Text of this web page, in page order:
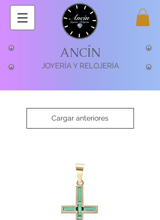
ANCÍN
JOYERÍA Y RELOJERÍA
Cargar anteriores